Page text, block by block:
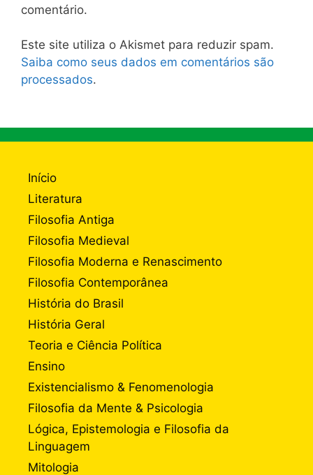
comentário.
Este site utiliza o Akismet para reduzir spam.
Saiba como seus dados em comentários são
processados.
Início
Literatura
Filosofia Antiga
Filosofia Medieval
Filosofia Moderna e Renascimento
Filosofia Contemporânea
História do Brasil
História Geral
Teoria e Ciência Política
Ensino
Existencialismo & Fenomenologia
Filosofia da Mente & Psicologia
Lógica, Epistemologia e Filosofia da
Linguagem
Mitologia